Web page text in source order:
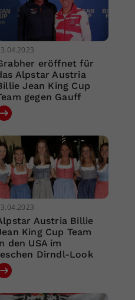
eröffnet für
Alpstar Austria
Jean King Cup
gegen Gauff
Austria Billie
King Cup Team
den USA im
Dirndl-Look